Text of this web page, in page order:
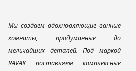
Мы создаем вдохновляющие ванные
комнаты, продуманные до
мельчайших деталей. Под маркой
RAVAK поставляем комплексные